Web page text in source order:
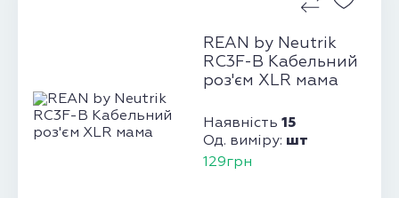
REAN by Neutrik
RC3F-B Кабельний
роз'єм XLR мама
Наявність 15
Од. виміру: шт
129грн